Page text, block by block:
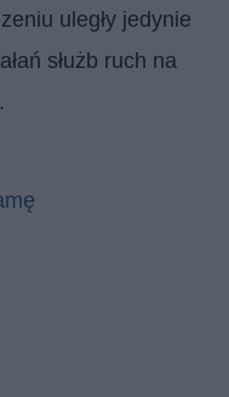
uległy jedynie
służb ruch na